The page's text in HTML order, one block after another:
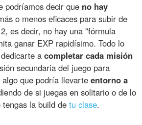
podríamos decir que no hay
o menos eficaces para subir de
es decir, no hay una "fórmula
ganar EXP rapidísimo. Todo lo
dedicarte acompletar cada misión
secundaria del juego para
algo que podría llevarteentorno a
de si juegas en solitario o de lo
tengas la build detu clase.